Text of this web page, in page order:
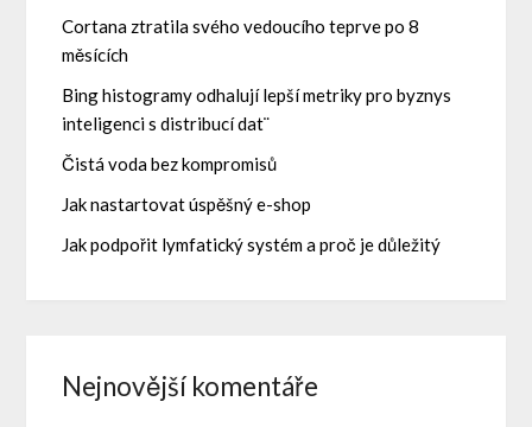
Cortana ztratila svého vedoucího teprve po 8
měsících
Bing histogramy odhalují lepší metriky pro byznys
inteligenci s distribucí dat¨
Čistá voda bez kompromisů
Jak nastartovat úspěšný e-shop
Jak podpořit lymfatický systém a proč je důležitý
Nejnovější komentáře